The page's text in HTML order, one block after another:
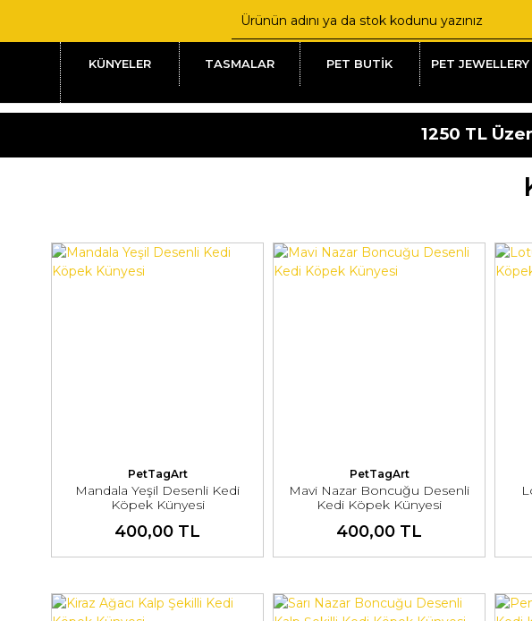
KÜNYELER TASMALAR PET BUTİK PET JEWELLERY
1250 TL
PetTagArt
Mandala Yeşil Desenli Kedi
Köpek Künyesi
400,00 TL
PetTagArt
Mavi Nazar Boncuğu Desenli
Kedi Köpek Künyesi
400,00 TL